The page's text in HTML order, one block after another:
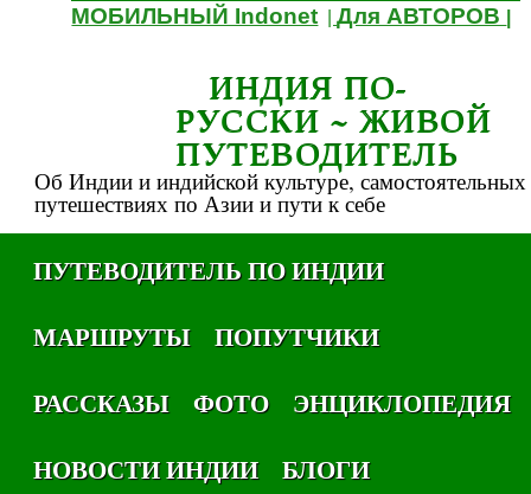
МОБИЛЬНЫЙ Indonet |Для АВТОРОВ
ИНДИЯ ПО-
РУССКИ ~ ЖИВОЙ
ПУТЕВОДИТЕЛЬ
Об Индии и индийской культуре, самостоятельных
путешествиях по Азии и пути к себе
ПУТЕВОДИТЕЛЬ ПО ИНДИИ
МАРШРУТЫ
ПОПУТЧИКИ
РАССКАЗЫ
ФОТО
ЭНЦИКЛОПЕДИЯ
НОВОСТИ ИНДИИ
БЛОГИ